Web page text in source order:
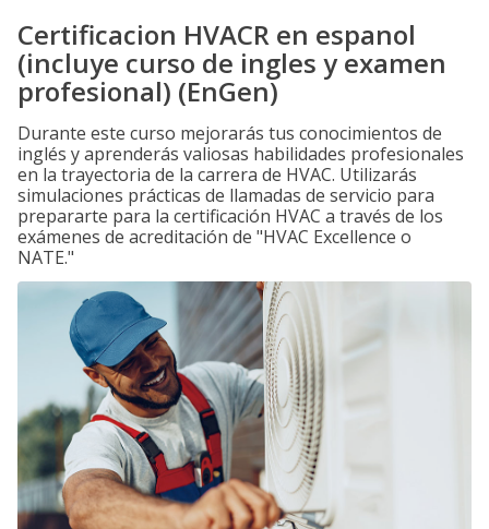
Certificacion HVACR en espanol
(incluye curso de ingles y examen
profesional) (EnGen)
Durante este curso mejorarás tus conocimientos de
inglés y aprenderás valiosas habilidades profesionales
en la trayectoria de la carrera de HVAC. Utilizarás
simulaciones prácticas de llamadas de servicio para
prepararte para la certificación HVAC a través de los
exámenes de acreditación de "HVAC Excellence o
NATE."